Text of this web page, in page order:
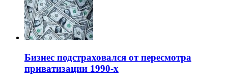
Бизнес подстраховался от пересмотра
приватизации 1990-х